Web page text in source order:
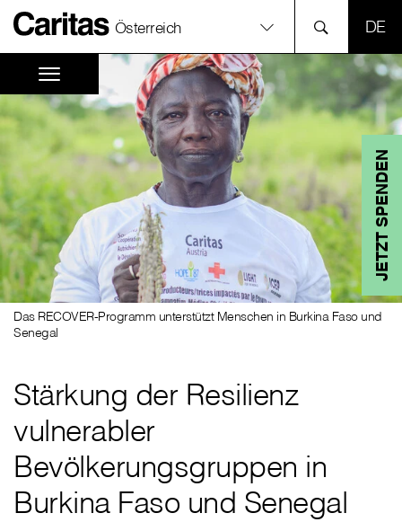
Österreich
JETZT SPENDEN
Das RECOVER-Programm unterstützt Menschen in Burkina Faso und
Senegal
Stärkung der Resilienz
vulnerabler
Bevölkerungsgruppen in
Burkina Faso und Senegal